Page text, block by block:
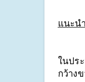
แนะน
ในปร
กว้างข